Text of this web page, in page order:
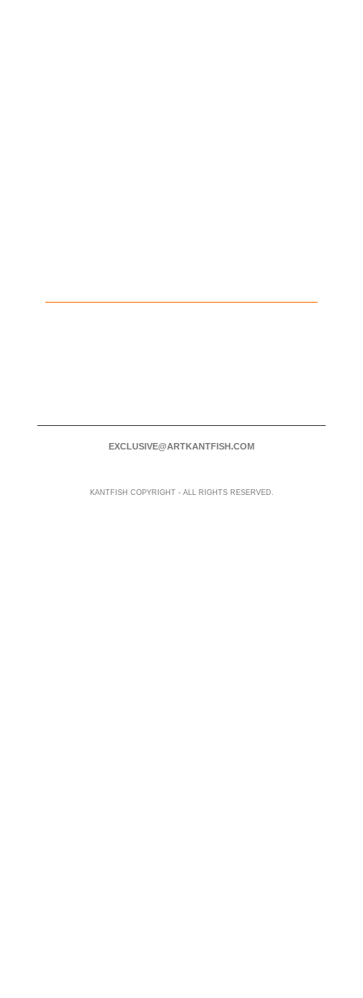
EXCLUSIVE@ARTKANTFISH.COM
KANTFISH COPYRIGHT - ALL RIGHTS RESERVED.